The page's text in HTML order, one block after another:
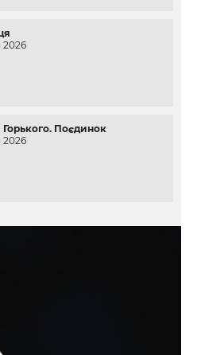
2026
Горького. Поєдинок
2026